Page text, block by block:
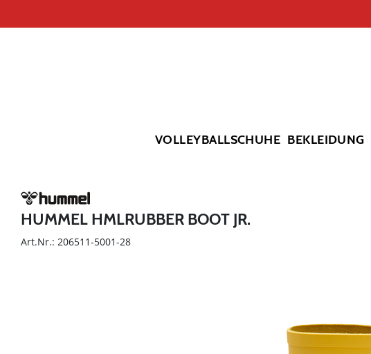
VOLLEYBALLSCHUHE BEKLEIDUNG
HUMMEL HMLRUBBER BOOT JR.
Art.Nr.: 206511-5001-28